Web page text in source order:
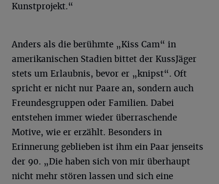
Kunstprojekt.“
Anders als die berühmte „Kiss Cam“ in
amerikanischen Stadien bittet der KussJäger
stets um Erlaubnis, bevor er „knipst“. Oft
spricht er nicht nur Paare an, sondern auch
Freundesgruppen oder Familien. Dabei
entstehen immer wieder überraschende
Motive, wie er erzählt. Besonders in
Erinnerung geblieben ist ihm ein Paar jenseits
der 90. „Die haben sich von mir überhaupt
nicht mehr stören lassen und sich eine